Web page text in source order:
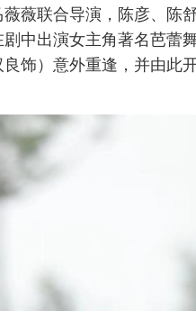
薇联合导演，陈彦、陈
中出演女主角著名芭蕾
饰）意外重逢，并由此